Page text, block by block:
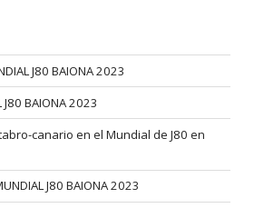
J80 BAIONA 2023
J80 BAIONA 2023
canario en el Mundial de J80 en
J80 BAIONA 2023